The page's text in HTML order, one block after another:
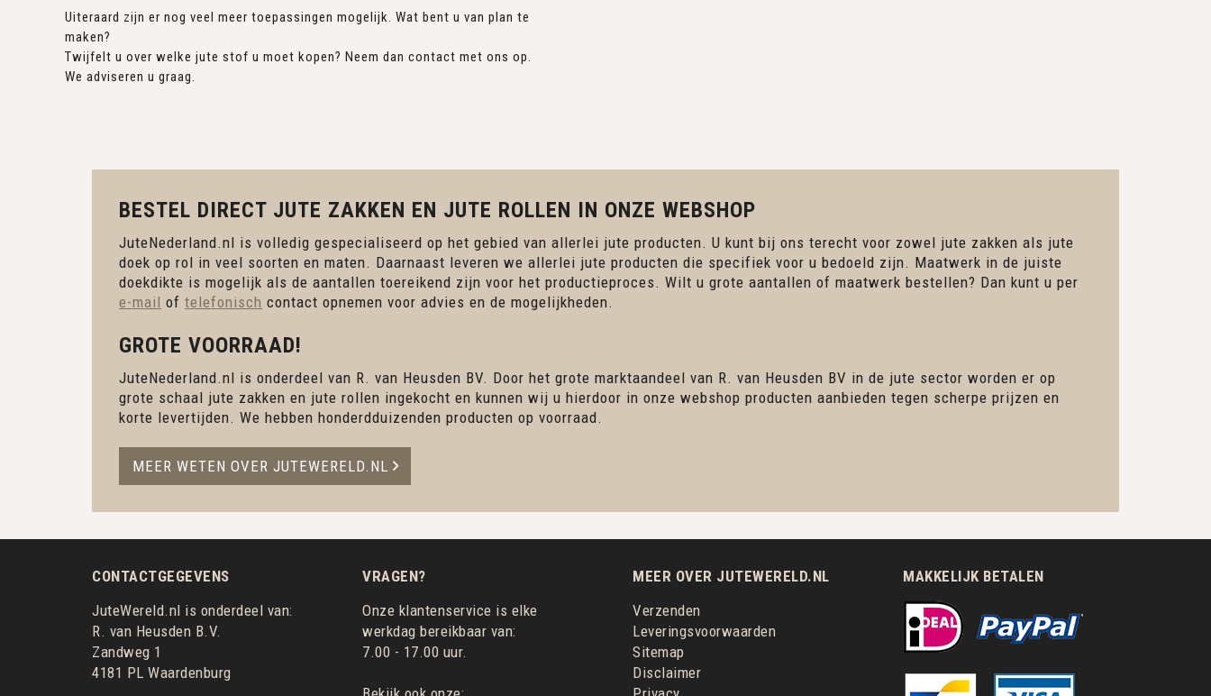
Uiteraard zijn er nog veel meer toepassingen mogelijk. Wat bent u van plan te
maken?
Twijfelt u over welke jute stof u moet kopen? Neem dan contact met ons op.
We adviseren u graag.
BESTEL DIRECT JUTE ZAKKEN EN JUTE ROLLEN IN ONZE WEBSHOP
JuteNederland.nl is volledig gespecialiseerd op het gebied van allerlei jute producten. U kunt bij ons terecht voor zowel jute zakken als jute
doek op rol in veel soorten en maten. Daarnaast leveren we allerlei jute producten die specifiek voor u bedoeld zijn. Maatwerk in de juiste
doekdikte is mogelijk als de aantallen toereikend zijn voor het productieproces. Wilt u grote aantallen of maatwerk bestellen? Dan kunt u per
e-mail of telefonisch contact opnemen voor advies en de mogelijkheden.
GROTE VOORRAAD!
JuteNederland.nl is onderdeel van R. van Heusden BV. Door het grote marktaandeel van R. van Heusden BV in de jute sector worden er op
grote schaal jute zakken en jute rollen ingekocht en kunnen wij u hierdoor in onze webshop producten aanbieden tegen scherpe prijzen en
korte levertijden. We hebben honderdduizenden producten op voorraad.
MEER WETEN OVER JUTEWERELD.NL
CONTACTGEGEVENS
JuteWereld.nl is onderdeel van:
R. van Heusden B.V.
Zandweg 1
4181 PL Waardenburg
VRAGEN?
Onze klantenservice is elke
werkdag bereikbaar van:
7.00 - 17.00 uur.
MEER OVER JUTEWERELD.NL
Verzenden
Leveringsvoorwaarden
Sitemap
Disclaimer
MAKKELIJK BETALEN